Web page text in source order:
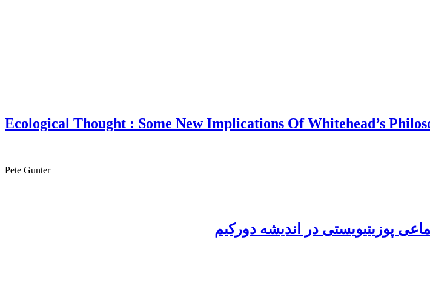
Ecological Thought : Some New Implications Of Whitehead’s
Pete Gunter
پوزیتیویستی در اندیشه دورکیم